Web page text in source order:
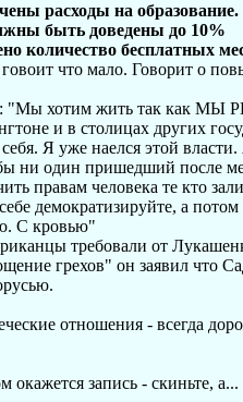
расходы на
быть доведены до 10%
количество бесплатных
что мало. Говорит о
: "Мы хотим жить так как МЫ
и в столицах других
Я уже наелся этой
ни один пришедший после
правам человека те кто
демократизируйте, а
С кровью"
требовали от
грехов" он заявил что
отношения - всегда
окажется запись - скиньте, а...